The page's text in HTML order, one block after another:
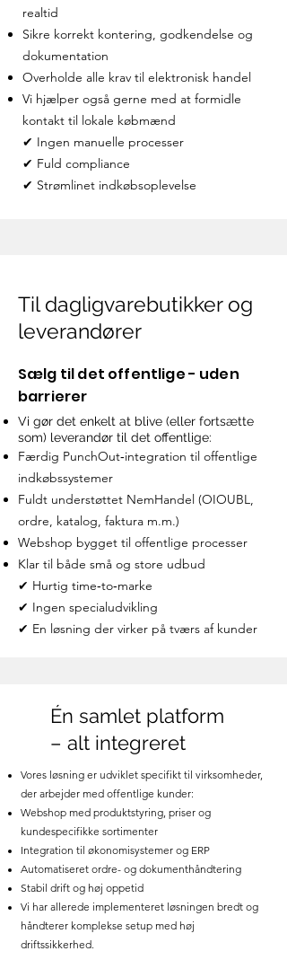
realtid
Sikre korrekt kontering, godkendelse og
dokumentation
Overholde alle krav til elektronisk handel
Vi hjælper også gerne med at formidle
kontakt til lokale købmænd
✔ Ingen manuelle processer
✔ Fuld compliance
✔ Strømlinet indkøbsoplevelse
Til dagligvarebutikker og
leverandører
Sælg til det offentlige - uden
barrierer
Vi gør det enkelt at blive (eller fortsætte
som) leverandør til det offentlige:
Færdig PunchOut‑integration til offentlige
indkøbssystemer
Fuldt understøttet NemHandel (OIOUBL,
ordre, katalog, faktura m.m.)
Webshop bygget til offentlige processer
Klar til både små og store udbud
✔ Hurtig time‑to‑marke
✔ Ingen specialudvikling
✔ En løsning der virker på tværs af kunder
Én samlet platform
– alt integreret
Vores løsning er udviklet specifikt til virksomheder,
der arbejder med offentlige kunder:
Webshop med produktstyring, priser og
kundespecifikke sortimenter
Integration til økonomisystemer og ERP
Automatiseret ordre- og dokumenthåndtering
Stabil drift og høj oppetid
Vi har allerede implementeret løsningen bredt og
håndterer komplekse setup med høj
driftssikkerhed.